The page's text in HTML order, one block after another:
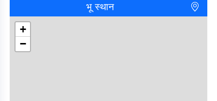
भू स्थान
+
−